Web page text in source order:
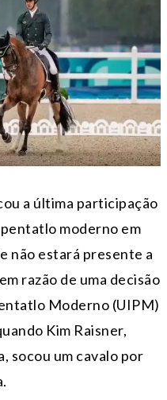
a última participação
moderno em
não estará presente a
razão de uma decisão
Moderno (UIPM)
Kim Raisner,
socou um cavalo por